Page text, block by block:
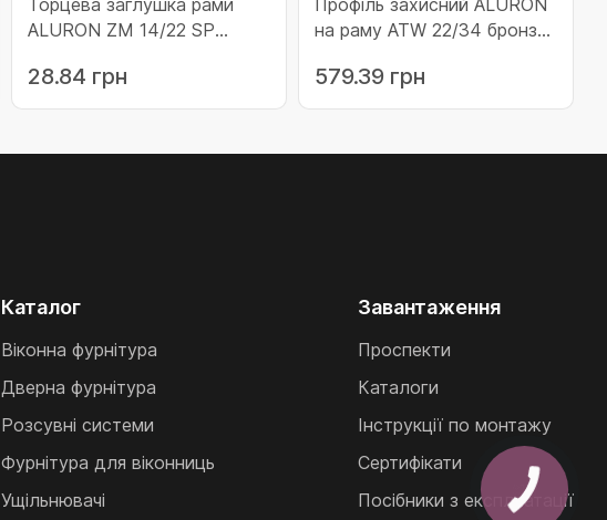
Торцева заглушка рами
ALURON ZM 14/22 SP
28.84 грн
Профіль захисний ALURON
на раму ATW 22/34 бронза
579.39 грн
Каталог
Віконна фурнітура
Дверна фурнітура
Розсувні системи
Фурнітура для віконниць
Ущільнювачі
Завантаження
Проспекти
Каталоги
Інструкції по монтажу
Сертифікати
Посібники з експлуатації